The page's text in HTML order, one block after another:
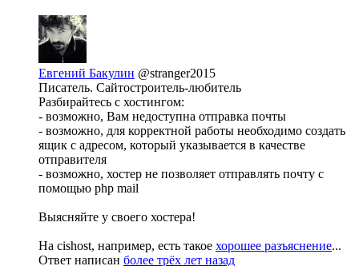
Евгений Бакулин @stranger2015
Писатель. Сайтостроитель-любитель
Разбирайтесь с хостингом:
- возможно, Вам недоступна отправка почты
- возможно, для корректной работы необходимо создать
ящик с адресом, который указывается в качестве
отправителя
- возможно, хостер не позволяет отправлять почту с
помощью php mail
Выясняйте у своего хостера!
На cishost, например, есть такое хорошее разъяснение...
Ответ написан более трёх лет назад